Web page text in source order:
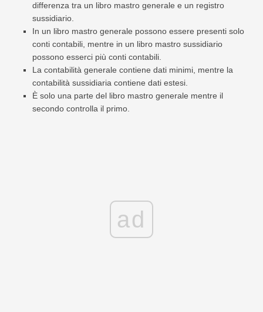
differenza tra un libro mastro generale e un registro
sussidiario.
In un libro mastro generale possono essere presenti solo
conti contabili, mentre in un libro mastro sussidiario
possono esserci più conti contabili.
La contabilità generale contiene dati minimi, mentre la
contabilità sussidiaria contiene dati estesi.
È solo una parte del libro mastro generale mentre il
secondo controlla il primo.
ad